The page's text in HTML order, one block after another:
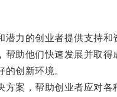
的创业者提供支持和
助他们快速发展并取得
创新环境。
案，帮助创业者应对各